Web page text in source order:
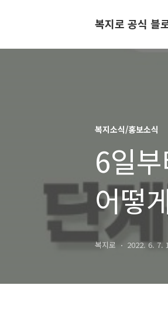
복지로 공식 블
복지소식/홍보소식
6일
어떻
복지로 2022. 6. 7.